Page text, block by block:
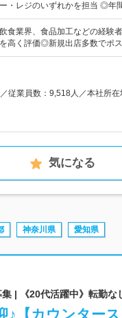
・レジのいずれかを担当 ◎年
飲食業界、食品加工などの経
高く評価◎新規出店多数でポ
従業員数：9,518人／本社所在
気になる
神奈川県 愛知県
集 | 《20代活躍中》転勤
♪【カウンター